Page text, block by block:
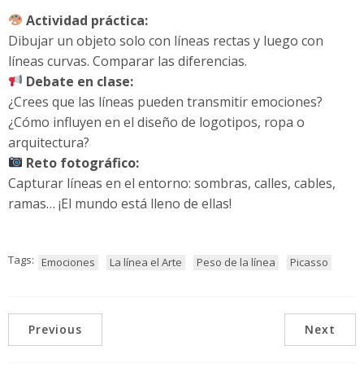
Actividad práctica:
Dibujar un objeto solo con líneas rectas y luego con
líneas curvas. Comparar las diferencias.
Debate en clase:
¿Crees que las líneas pueden transmitir emociones?
¿Cómo influyen en el diseño de logotipos, ropa o
arquitectura?
Reto fotográfico:
Capturar líneas en el entorno: sombras, calles, cables,
ramas… ¡El mundo está lleno de ellas!
Tags: Emociones La línea el Arte Peso de la línea Picasso
Previous Next